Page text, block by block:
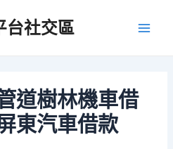
台社交區
道樹林機車借
東汽車借款